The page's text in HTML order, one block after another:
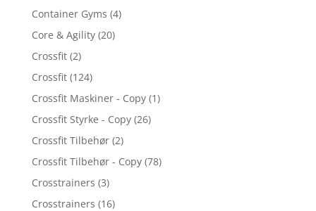
Container Gyms (4)
Core & Agility (20)
Crossfit (2)
Crossfit (124)
Crossfit Maskiner - Copy (1)
Crossfit Styrke - Copy (26)
Crossfit Tilbehør (2)
Crossfit Tilbehør - Copy (78)
Crosstrainers (3)
Crosstrainers (16)